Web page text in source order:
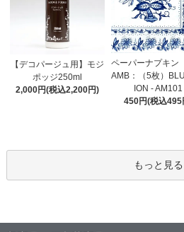
【デコパージュ用】モジ
ポッジ250ml
2,000円(税込2,200円)
ペーパーナプキン
AMB：（5枚）
ION - AM101
450円(税込495
もっと見る